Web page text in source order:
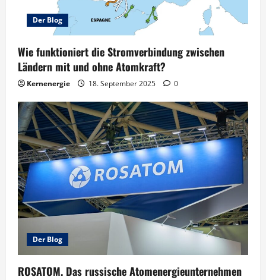
Der Blog
Wie funktioniert die Stromverbindung zwischen
Ländern mit und ohne Atomkraft?
Kernenergie 18. September 2025 0
Der Blog
ROSATOM. Das russische Atomenergieunternehmen